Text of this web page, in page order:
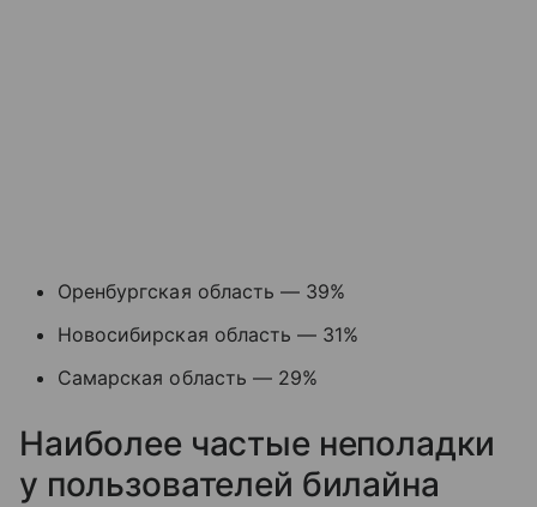
Оренбургская область — 39%
Новосибирская область — 31%
Самарская область — 29%
Наиболее частые неполадки
у пользователей билайна